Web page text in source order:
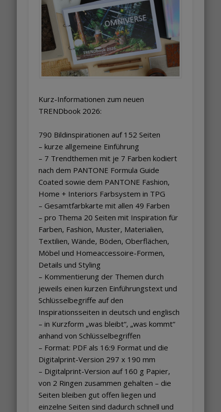
Kurz-Informationen zum neuen
TRENDbook 2026:
790 Bildinspirationen auf 152 Seiten
– kurze allgemeine Einführung
– 7 Trendthemen mit je 7 Farben kodiert
nach dem PANTONE Formula Guide
Coated sowie dem PANTONE Fashion,
Home + Interiors Farbsystem in TPG
– Gesamtfarbkarte mit allen 49 Farben
– pro Thema 20 Seiten mit Inspiration für
Farben, Fashion, Muster, Materialien,
Textilien, Wände, Böden, Oberflächen,
Möbel und Homeaccessoire-Formen,
Details und Styling
– Kommentierung der Themen durch
jeweils einen kurzen Einführungstext und
Schlüsselbegriffe auf den
Inspirationsseiten in deutsch und englisch
– in Kurzform „was bleibt“, „was kommt“
anhand von Schlüsselbegriffen
– Format: PDF als 16:9 Format und die
Digitalprint-Version 297 x 190 mm
– Digitalprint-Version auf 160 g Papier,
von 2 Ringen zusammen gehalten – die
Seiten bleiben gut offen liegen und
einzelne Seiten sind dadurch schnell und